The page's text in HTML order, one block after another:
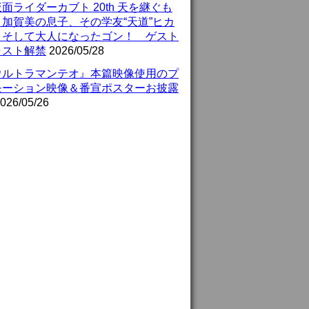
面ライダーカブト 20th 天を継ぐも
賀美の息子、その学友“天道”ヒカ
そして大人になったゴン！ ゲスト
スト解禁 2026/05/28
ルトラマンテオ』本篇映像使用のプ
ーション映像＆番宣ポスターお披露
05/26